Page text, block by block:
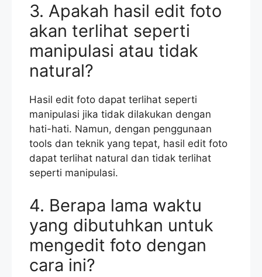
3. Apakah hasil edit foto
akan terlihat seperti
manipulasi atau tidak
natural?
Hasil edit foto dapat terlihat seperti
manipulasi jika tidak dilakukan dengan
hati-hati. Namun, dengan penggunaan
tools dan teknik yang tepat, hasil edit foto
dapat terlihat natural dan tidak terlihat
seperti manipulasi.
4. Berapa lama waktu
yang dibutuhkan untuk
mengedit foto dengan
cara ini?